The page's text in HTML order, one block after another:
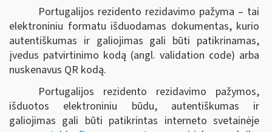
Portugalijos rezidento rezidavimo pažyma – tai
elektroniniu formatu išduodamas dokumentas, kurio
autentiškumas ir galiojimas gali būti patikrinamas,
įvedus patvirtinimo kodą (angl. validation code) arba
nuskenavus QR kodą.
Portugalijos rezidento rezidavimo pažymos,
išduotos elektroniniu būdu, autentiškumas ir
galiojimas gali būti patikrintas interneto svetainėje